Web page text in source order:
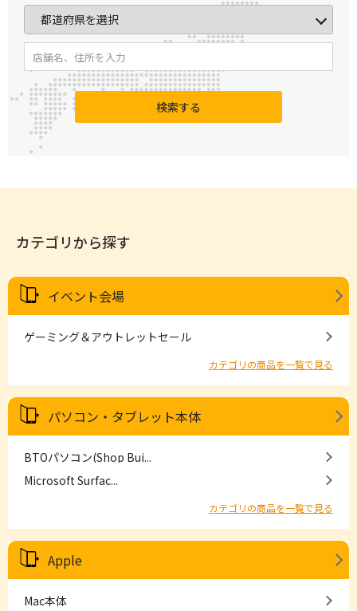
検索する
カテゴリから探す
イベント会場
ゲーミング＆アウトレットセール
カテゴリの商品を一覧で見る
パソコン・タブレット本体
BTOパソコン(Shop Bui...
Microsoft Surfac...
カテゴリの商品を一覧で見る
Apple
Mac本体